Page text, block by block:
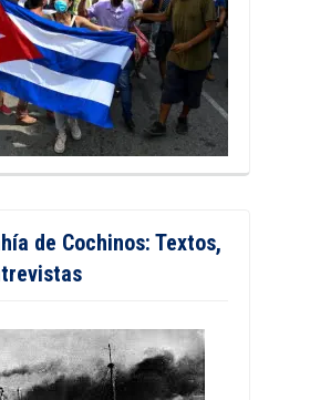
de Cochinos: Textos,